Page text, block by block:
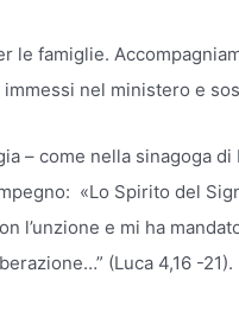
le famiglie.
nel ministero e
– come nella sinagoga
«Lo Spirito del
l’unzione e mi ha
(Luca 4,16 -21).